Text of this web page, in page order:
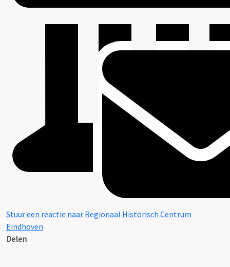
Stuur een reactie naar Regionaal Historisch Centrum
Eindhoven
Delen